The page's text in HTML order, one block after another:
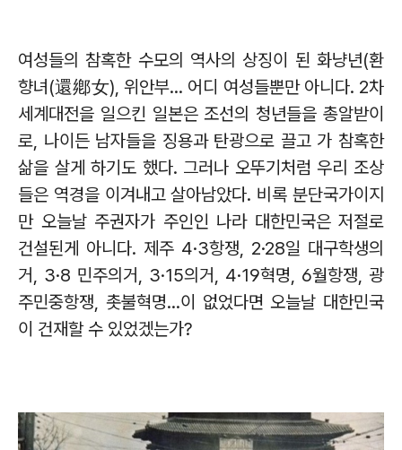
여성들의 참혹한 수모의 역사의 상징이 된 화냥년(환
향녀 (還鄕女),위안부... 어디 여성들뿐만 아니다. 2차
세계대전을 일으킨 일본은 조선의 청년들을 총알받이
로, 나이든 남자들을 징용과 탄광으로 끌고 가 참혹한
삶을 살게 하기도 했다. 그러나 오뚜기처럼 우리 조상
들은 역경을 이겨내고 살아남았다. 비록 분단국가이지
만 오늘날 주권자가 주인인 나라 대한민국은 저절로
건설된게 아니다. 제주 4·3항쟁, 2·28일 대구학생의
거, 3·8 민주의거, 3·15의거, 4·19혁명, 6월항쟁, 광
주민중항쟁, 촛불혁명...이 없었다면 오늘날 대한민국
이 건재할 수 있었겠는가?